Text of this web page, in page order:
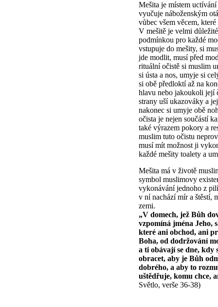
Mešita je místem
vyučuje náboženským
vůbec všem věcem,
V mešitě je velmi
podmínkou pro každé
vstupuje do mešity, si
jde modlit, musí před
rituální očistě si muslim
si ústa a nos, umyje si
si obě předloktí až na
hlavu nebo jakoukoli její
strany uší ukazováky a
nakonec si umyje obě
očista je nejen součástí
také výrazem pokory a
muslim tuto očistu
musí mít možnost ji
každé mešity toalety a
Mešita má v životě
symbol muslimovy
vykonávání jednoho z
v ní nachází mír a štěstí,
zemi.
„V domech, jež Bůh
vzpomíná jména Jeho,
které ani obchod, ani
Boha, od dodržování
a ti obávají se dne, kdy
obracet, aby je Bůh
dobrého, a aby to
uštědřuje, komu chce,
Světlo, verše 36-38)